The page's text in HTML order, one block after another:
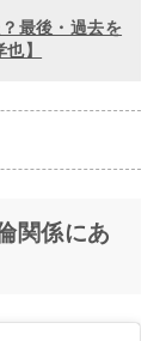
最後・過去を
】
関係にあ